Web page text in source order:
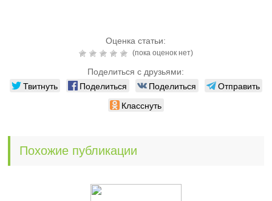
Оценка статьи:
(пока оценок нет)
Поделиться с друзьями:
Твитнуть Поделиться Поделиться
Отправить
Класснуть
Похожие публикации